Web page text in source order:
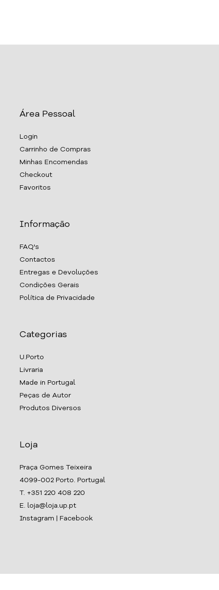
Área Pessoal
Login
Carrinho de Compras
Minhas Encomendas
Checkout
Favoritos
Informação
FAQ's
Contactos
Entregas e Devoluções
Condições Gerais
Política de Privacidade
Categorias
U.Porto
Livraria
Made in Portugal
Peças de Autor
Produtos Diversos
Loja
Praça Gomes Teixeira
4099-002 Porto. Portugal
T. +351 220 408 220
E. loja@loja.up.pt
Instagram
Facebook